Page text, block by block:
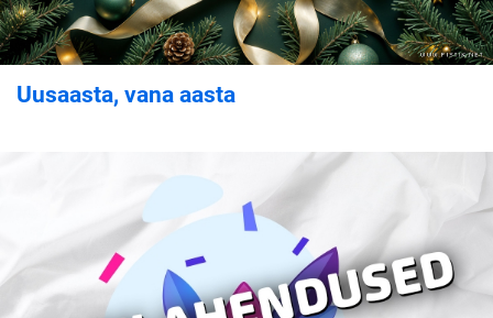
Uusaasta, vana aasta